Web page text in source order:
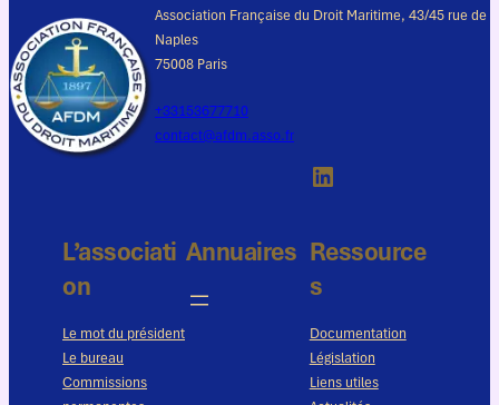
Association Française du Droit Maritime, 43/45 rue de
Naples
75008 Paris
+33153677710
contact@afdm.asso.fr
LinkedIn
L’associati
on
Le mot du président
Le bureau
Commissions
Annuaires Ressource
s
Documentation
Législation
Liens utiles